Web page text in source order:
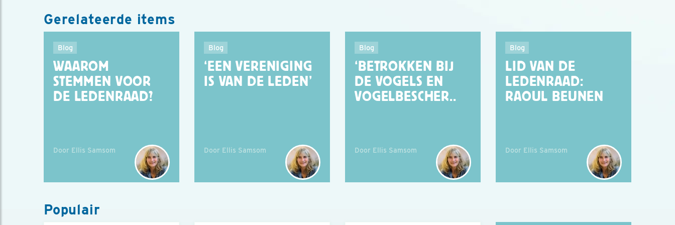
Gerelateerde items
Blog
WAAROM
STEMMEN VOOR
DE LEDENRAAD?
Door Ellis Samsom
Blog
‘EEN VERENIGING
IS VAN DE LEDEN’
Door Ellis Samsom
Blog
‘BETROKKEN BIJ
DE VOGELS EN
VOGELBESCHER..
Door Ellis Samsom
Blog
LID VAN DE
LEDENRAAD:
RAOUL BEUNEN
Door Ellis Samsom
Populair